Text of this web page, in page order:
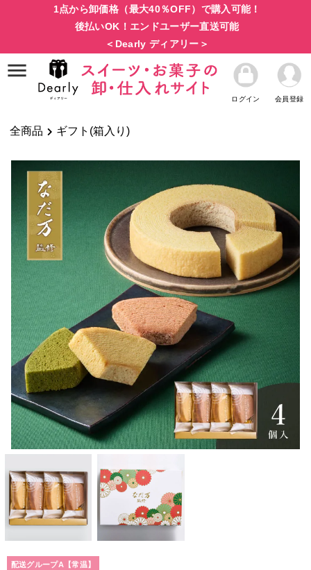
1点から卸価格（最大40％OFF）で購入可能！
後払いOK！エンドユーザー直送可能
＜Dearly ディアリー＞
ログイン 会員登録
全商品 ギフト(箱入り)
配送グループA【常温】